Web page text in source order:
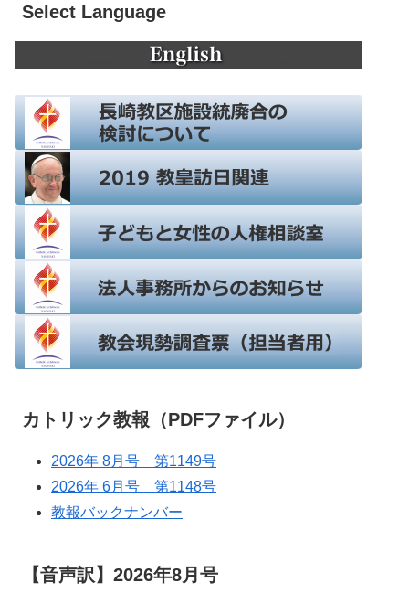
Select Language
カトリック教報（PDFファイル）
2026年 8月号 第1149号
2026年 6月号 第1148号
教報バックナンバー
【音声訳】2026年8月号